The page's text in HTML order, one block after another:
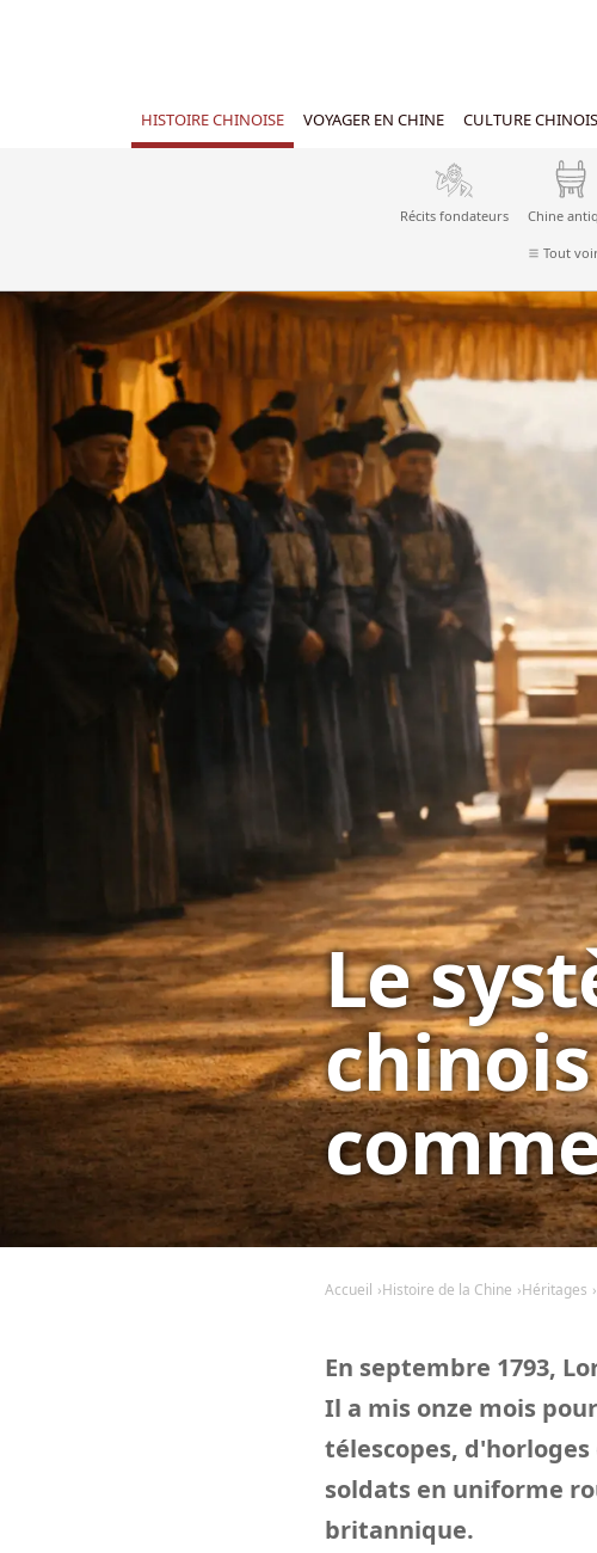
HISTOIRE CHINOISE VOYAGER EN CHINE CULTURE
Récits fondateurs Chine
Tout
Le
Accueil Histoire de la Chine Héritages
En septembre 1793,
Il a mis onze mois
télescopes,
soldats en uniforme
britannique.